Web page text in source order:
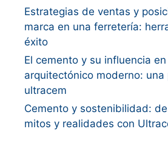
Estrategias de ventas y
marca en una ferretería:
éxito
El cemento y su influencia
arquitectónico moderno: una
ultracem
Cemento y sostenibilidad:
mitos y realidades con